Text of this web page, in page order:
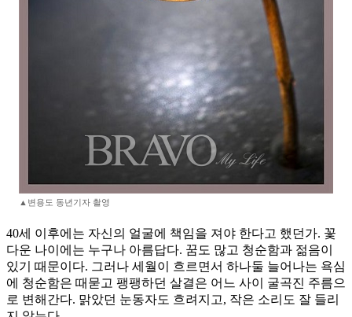
▲변용도 동년기자 촬영
40세 이후에는 자신의 얼굴에 책임을 져야 한다고 했던가. 꽃
다운 나이에는 누구나 아름답다. 꿈도 많고 청순함과 젊음이
있기 때문이다. 그러나 세월이 흐르면서 하나둘 늘어나는 욕심
에 청순함은 때묻고 팽팽하던 살결은 어느 사이 굴곡진 주름으
로 변해간다. 맑았던 눈동자도 흐려지고, 작은 소리도 잘 들리